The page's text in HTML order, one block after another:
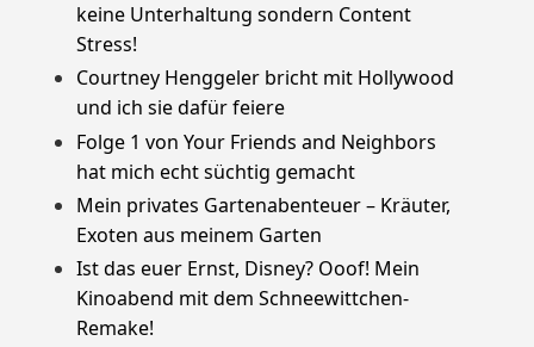
keine Unterhaltung sondern Content
Stress!
Courtney Henggeler bricht mit Hollywood
und ich sie dafür feiere
Folge 1 von Your Friends and Neighbors
hat mich echt süchtig gemacht
Mein privates Gartenabenteuer – Kräuter,
Exoten aus meinem Garten
Ist das euer Ernst, Disney? Ooof! Mein
Kinoabend mit dem Schneewittchen-
Remake!